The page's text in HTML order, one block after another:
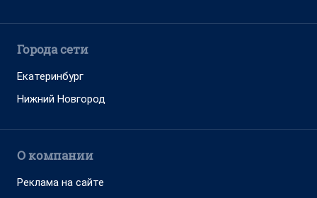
Города сети
Екатеринбург
Нижний Новгород
О компании
Реклама на сайте